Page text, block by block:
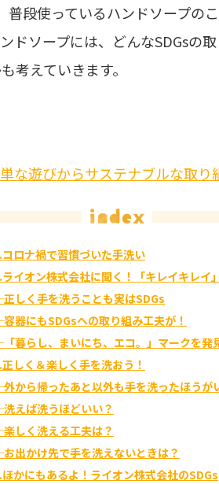
段使っているハンドソープの
ドソープには、どんなSDGsの
考えていきます。
な遊びからサステナブルな取り
コロナ禍で習慣づいた手洗い
ライオン株式会社に聞く！「キレイキレイ
正しく手を洗うことも実はSDGs
容器にもSDGsへの取り組み工夫が！
「暮らし、まいにち、エコ。」マークを発
しく＆楽しく手を洗おう！
外から帰ったあと以外も手を洗ったほうが
洗えば洗うほどいい？
楽しく洗える工夫は？
お出かけ先で手を洗えないときは？
かにもあるよ！ライオン株式会社のSDGs